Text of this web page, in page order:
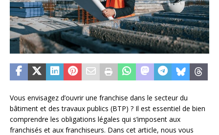
Vous envisagez d’ouvrir une franchise dans le secteur du
bâtiment et des travaux publics (BTP) ? Il est essentiel de bien
comprendre les obligations légales qui s’imposent aux
franchisés et aux franchiseurs. Dans cet article, nous vous